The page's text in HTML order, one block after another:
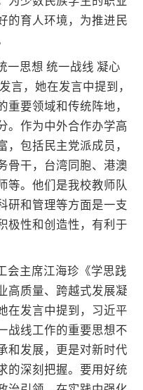
的育人环境，为推进民
一思想 统一战线 凝心
言，她在发言中提到，
重要领域和传统阵地，
。作为中外合作办学高
，包括民主党派成员，
骨干，台湾同胞、港澳
等。他们是我校教师队
研和管理等方面是一支
极性和创造性，有利于
会主席江海珍《学思践
高质量、跨越式发展凝
在发言中提到，习近平
战线工作的重要思想不
和发展，更是对新时代
的深刻把握。要用好统